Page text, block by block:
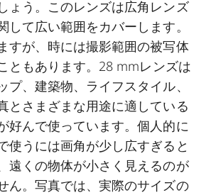
ょう。このレンズは広角レンズ
して広い範囲をカバーします。
すが、時には撮影範囲の被写体
ともあります。28 mmレンズは
プ、建築物、ライフスタイル、
とさまざまな用途に適している
好んで使っています。個人的に
使うには画角が少し広すぎると
遠くの物体が小さく見えるのが
ん。写真では、実際のサイズの